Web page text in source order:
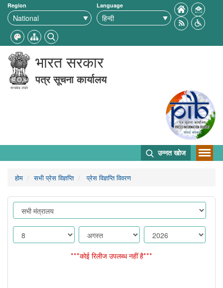
Region Language
भारत सरकार
पत्र सूचना कार्यालय
उन्नत खोज
होम सभी प्रेस विज्ञप्ति प्रेस विज्ञप्ति विवरण
***कोई रिलीज उपलब्ध नहीं है***